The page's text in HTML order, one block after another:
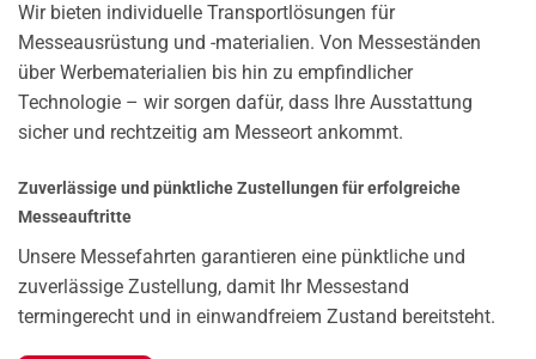
Wir bieten individuelle Transportlösungen für
Messeausrüstung und -materialien. Von Messeständen
über Werbematerialien bis hin zu empfindlicher
Technologie – wir sorgen dafür, dass Ihre Ausstattung
sicher und rechtzeitig am Messeort ankommt.
Zuverlässige und pünktliche Zustellungen für erfolgreiche
Messeauftritte
Unsere Messefahrten garantieren eine pünktliche und
zuverlässige Zustellung, damit Ihr Messestand
termingerecht und in einwandfreiem Zustand bereitsteht.